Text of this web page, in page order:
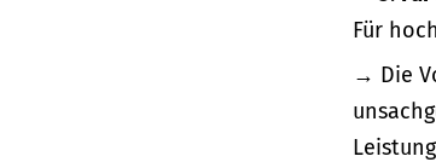
Für
→ Die